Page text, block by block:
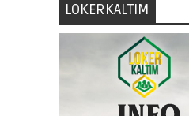
LOKERKALTIM